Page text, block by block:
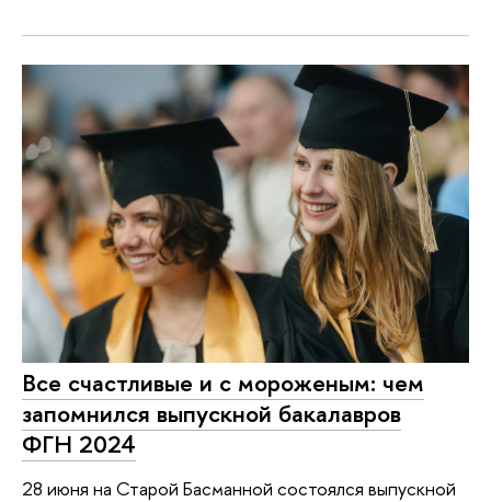
Все счастливые и с мороженым: чем
запомнился выпускной бакалавров
ФГН 2024
28 июня на Старой Басманной состоялся выпускной